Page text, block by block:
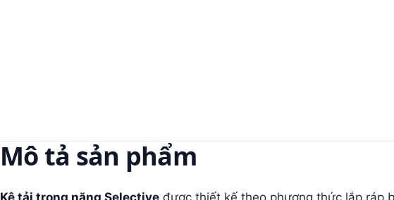
Mô tả sản phẩm
Kệ tải trọng nặng Selective được thiết kế theo phương thức lắp ráp